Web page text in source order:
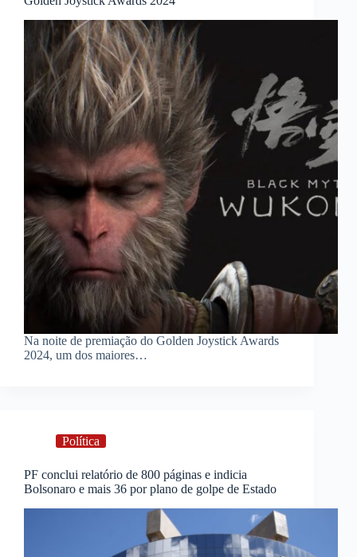
Na noite de premiação do Golden Joystick Awards
2024, um dos maiores…
Política
PF conclui relatório de 800 páginas e indicia
Bolsonaro e mais 36 por plano de golpe de Estado